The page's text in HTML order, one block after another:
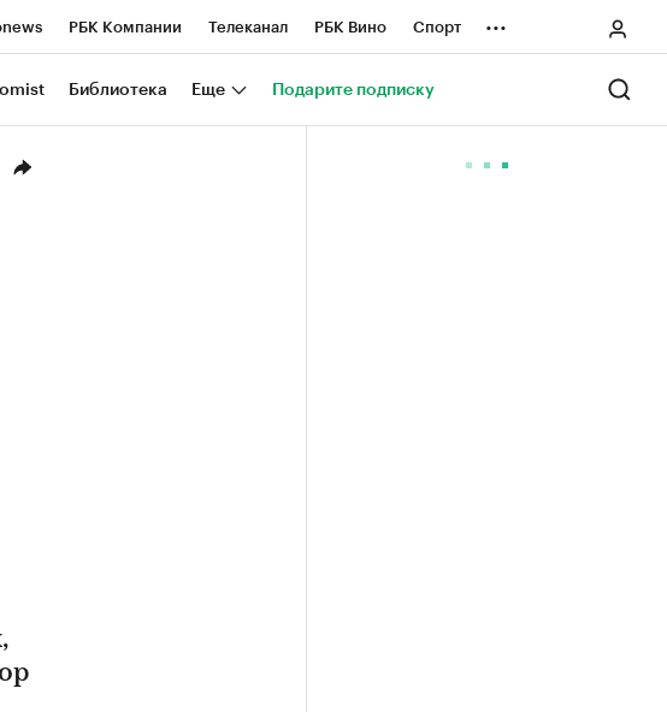
РБК Компании Телеканал РБК Вино Спорт
Национальные проекты Город
...
Библиотека Еще Подарите подписку